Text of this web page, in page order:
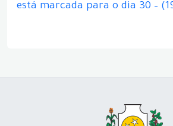
está marcada para o dia 30 –